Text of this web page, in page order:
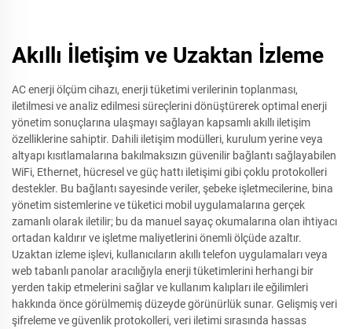
Akıllı İletişim ve Uzaktan İzleme
AC enerji ölçüm cihazı, enerji tüketimi verilerinin toplanması,
iletilmesi ve analiz edilmesi süreçlerini dönüştürerek optimal enerji
yönetim sonuçlarına ulaşmayı sağlayan kapsamlı akıllı iletişim
özelliklerine sahiptir. Dahili iletişim modülleri, kurulum yerine veya
altyapı kısıtlamalarına bakılmaksızın güvenilir bağlantı sağlayabilen
WiFi, Ethernet, hücresel ve güç hattı iletişimi gibi çoklu protokolleri
destekler. Bu bağlantı sayesinde veriler, şebeke işletmecilerine, bina
yönetim sistemlerine ve tüketici mobil uygulamalarına gerçek
zamanlı olarak iletilir; bu da manuel sayaç okumalarına olan ihtiyacı
ortadan kaldırır ve işletme maliyetlerini önemli ölçüde azaltır.
Uzaktan izleme işlevi, kullanıcıların akıllı telefon uygulamaları veya
web tabanlı panolar aracılığıyla enerji tüketimlerini herhangi bir
yerden takip etmelerini sağlar ve kullanım kalıpları ile eğilimleri
hakkında önce görülmemiş düzeyde görünürlük sunar. Gelişmiş veri
şifreleme ve güvenlik protokolleri, veri iletimi sırasında hassas